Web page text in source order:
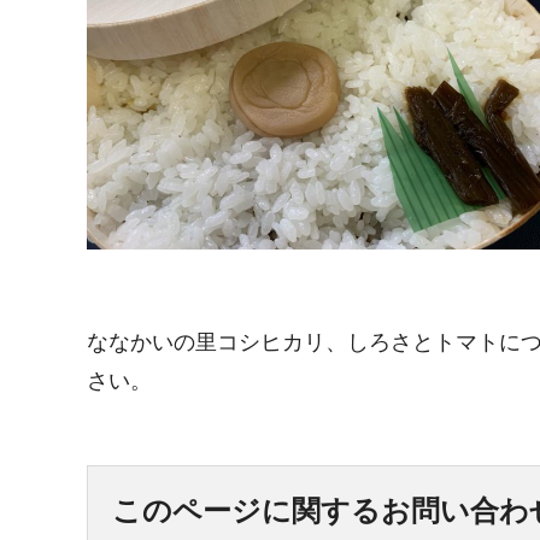
ななかいの里コシヒカリ、しろさとトマトに
さい。
このページに関するお問い合わ